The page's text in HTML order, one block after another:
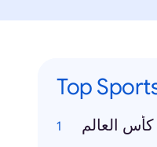
Top
كأس العالم